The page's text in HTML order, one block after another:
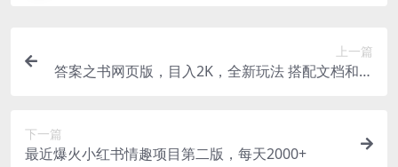
上一篇
答案之书网页版，目入2K，全新玩法 搭配文档和网
下一篇
最近爆火小红书情趣项目第二版，每天2000+